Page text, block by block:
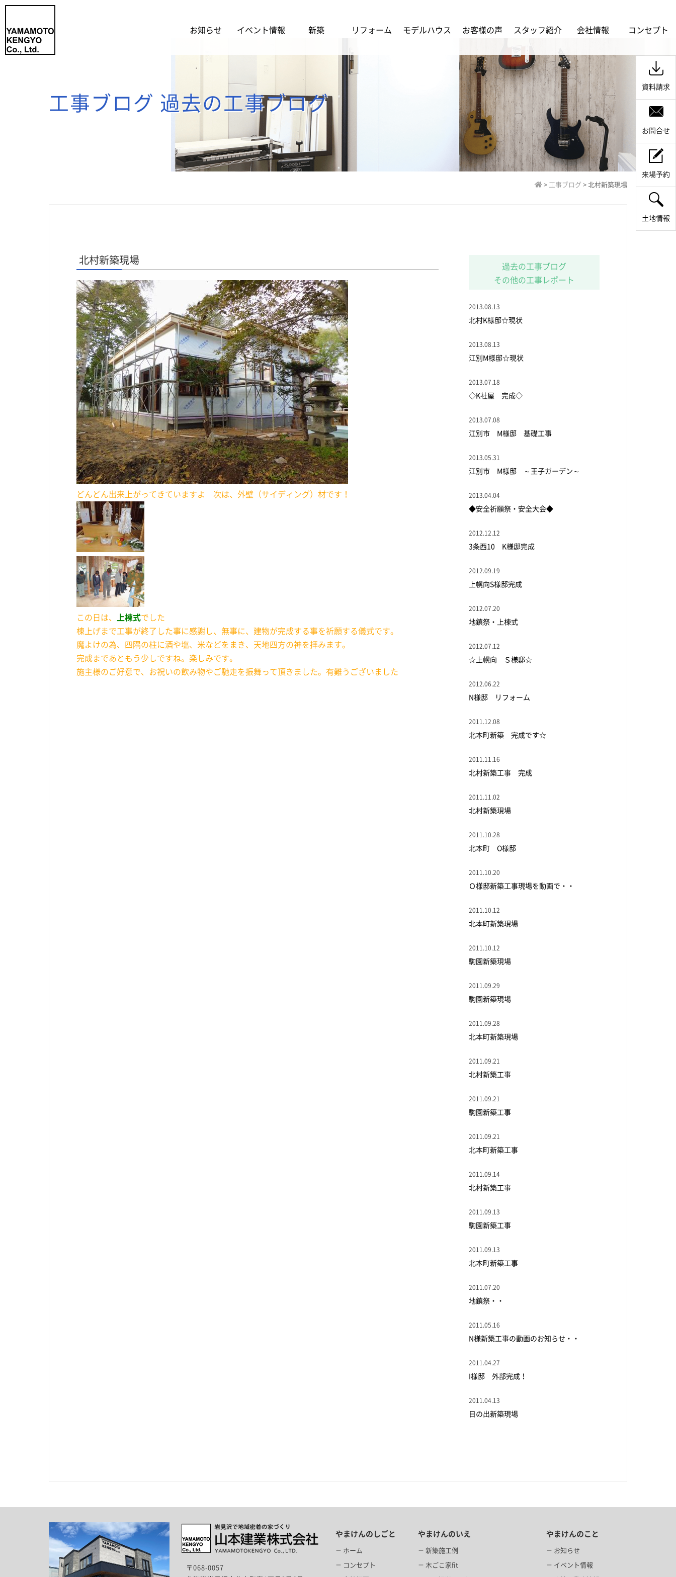
お知らせ イベント情報 新築 リフォーム モデルハウス お客様の声 スタッフ紹介 会社情報 コンセプト
工事ブログ 過去の工事ブログ
> 工事ブログ > 北村新築現場
北村新築現場
どんどん出来上がってきていますよ 次は、外壁（サイディング）材です！
この日は、 上棟式でした
棟上げまで工事が終了した事に感謝し、無事に、建物が完成する事を祈願する儀式です。
魔よけの為、四隅の柱に酒や塩、米などをまき、天地四方の神を拝みます。
完成まであともう少しですね。楽しみです。
施主様のご好意で、お祝いの飲み物やご馳走を振舞って頂きました。有難うございました
過去の工事ブログ
その他の工事レポート
2013.08.13
北村K様邸☆現状
2013.08.13
江別M様邸☆現状
2013.07.18
◇K社屋 完成◇
2013.07.08
江別市 M様邸 基礎工事
2013.05.31
江別市 M様邸 ～王子ガーデン～
2013.04.04
◆安全祈願祭・安全大会◆
2012.12.12
3条西10 K様邸完成
2012.09.19
上幌向S様邸完成
2012.07.20
地鎮祭・上棟式
2012.07.12
☆上幌向 Ｓ様邸☆
2012.06.22
N様邸 リフォーム
2011.12.08
北本町新築 完成です☆
2011.11.16
北村新築工事 完成
2011.11.02
北村新築現場
2011.10.28
北本町 O様邸
2011.10.20
Ｏ様邸新築工事現場を動画で・・
2011.10.12
北本町新築現場
2011.10.12
駒園新築現場
2011.09.29
駒園新築現場
2011.09.28
北本町新築現場
2011.09.21
北村新築工事
2011.09.21
駒園新築工事
2011.09.21
北本町新築工事
2011.09.14
北村新築工事
2011.09.13
駒園新築工事
2011.09.13
北本町新築工事
2011.07.20
地鎮祭・・
2011.05.16
N様新築工事の動画のお知らせ・・
2011.04.27
I様邸 外部完成！
2011.04.13
日の出新築現場
やまけんのしごと
ホーム
コンセプト
やまけんのいえ
新築施工例
木ごこ家fit
やまけんのこと
お知らせ
イベント情報
〒068-0057
資料請求
お問合せ
来場予約
土地情報